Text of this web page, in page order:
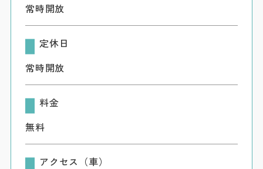
常時開放
定休日
常時開放
料金
無料
アクセス（車）